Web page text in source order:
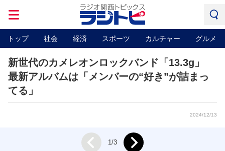
トップ 社会 経済 スポーツ カルチャー グルメ
新世代のカメレオンロックバンド「13.3g」
最新アルバムは「メンバーの“好き”が詰まっ
てる」
2024/12/13
Prev 1/3 Next